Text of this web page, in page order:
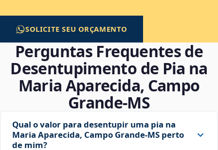
SOLICITE SEU ORÇAMENTO
Perguntas Frequentes de
Desentupimento de Pia na
Maria Aparecida, Campo
Grande‑MS
Qual o valor para desentupir uma pia na
Maria Aparecida, Campo Grande‑MS perto
de mim?